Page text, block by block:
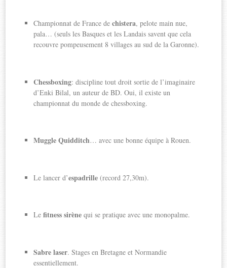
Championnat de France dechistera, pelote main nue,
pala… (seuls les Basques et les Landais savent que cela
recouvre pompeusement 8 villages au sud de la Garonne).
Chessboxing: discipline tout droit sortie de l’imaginaire
d’Enki Bilal, un auteur de BD. Oui, il existe un
championnat du monde de chessboxing.
Muggle Quidditch… avec une bonne équipe à Rouen.
Le lancer d’espadrille (record 27,30m).
Lefitness sirènequi se pratique avec une monopalme.
Sabre laser. Stages en Bretagne et Normandie
essentiellement.